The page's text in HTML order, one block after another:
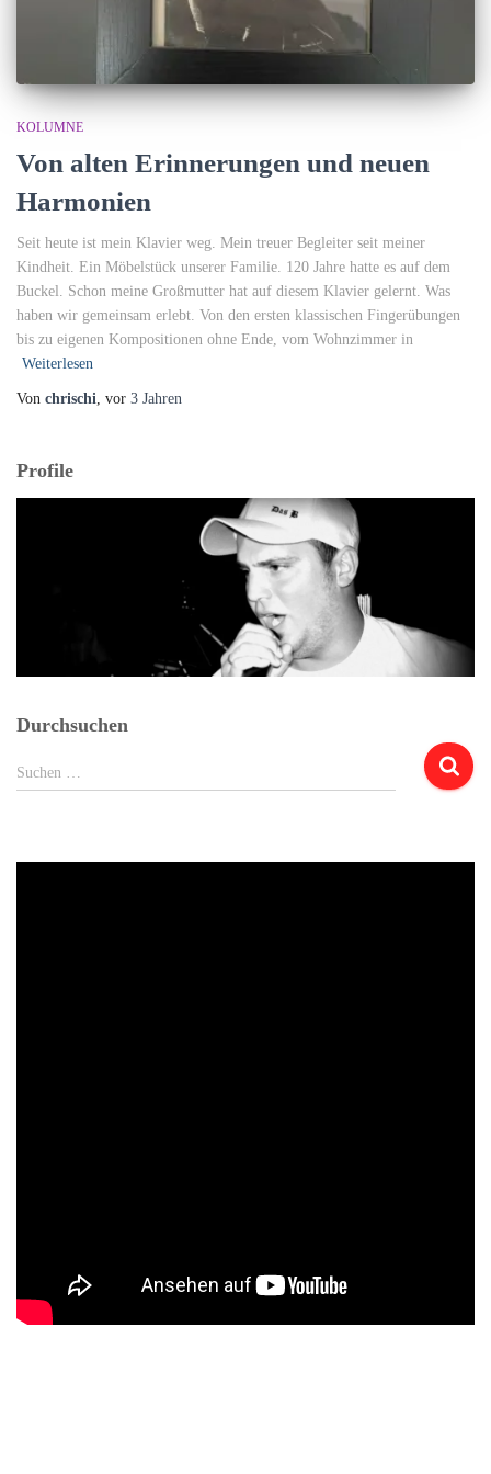
KOLUMNE
Von alten Erinnerungen und neuen
Harmonien
Seit heute ist mein Klavier weg. Mein treuer Begleiter seit meiner
Kindheit. Ein Möbelstück unserer Familie. 120 Jahre hatte es auf dem
Buckel. Schon meine Großmutter hat auf diesem Klavier gelernt. Was
haben wir gemeinsam erlebt. Von den ersten klassischen Fingerübungen
bis zu eigenen Kompositionen ohne Ende, vom Wohnzimmer in
Weiterlesen
Von chrischi , vor 3 Jahren
Profile
Durchsuchen
nach:
Suchen …